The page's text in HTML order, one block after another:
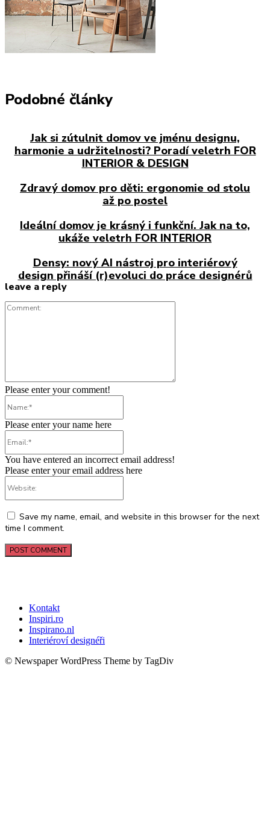
Podobné články
Jak si zútulnit domov ve jménu designu,
harmonie a udržitelnosti? Poradí veletrh FOR
INTERIOR & DESIGN
Zdravý domov pro děti: ergonomie od stolu
až po postel
Ideální domov je krásný i funkční. Jak na to,
ukáže veletrh FOR INTERIOR
Densy: nový AI nástroj pro interiérový
design přináší (r)evoluci do práce designérů
leave a reply
Please enter your comment!
Please enter your name here
You have entered an incorrect email address!
Please enter your email address here
Save my name, email, and website in this browser for the next
time I comment.
Kontakt
Inspiri.ro
Inspirano.nl
Interiéroví designéři
© Newspaper WordPress Theme by TagDiv